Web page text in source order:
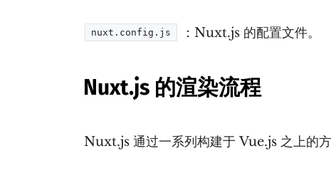
nuxt.config.js ：Nuxt.js 的配置文件。
Nuxt.js 的渲染流程
Nuxt.js 通过一系列构建于 Vue.js 之上的